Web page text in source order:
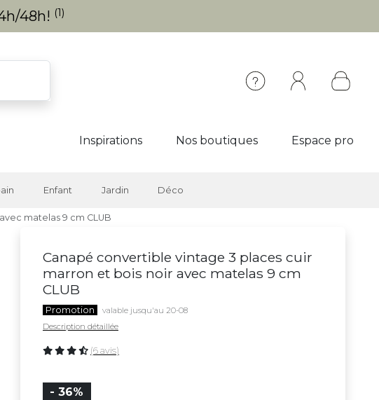
48h! (1)
Inspirations Nos boutiques Espace pro
Enfant Jardin Déco
matelas 9 cm CLUB
Canapé convertible vintage 3 places cuir
marron et bois noir avec matelas 9 cm
CLUB
Promotion
valable jusqu'au 20-08
Description détaillée
(6 avis)
- 36%